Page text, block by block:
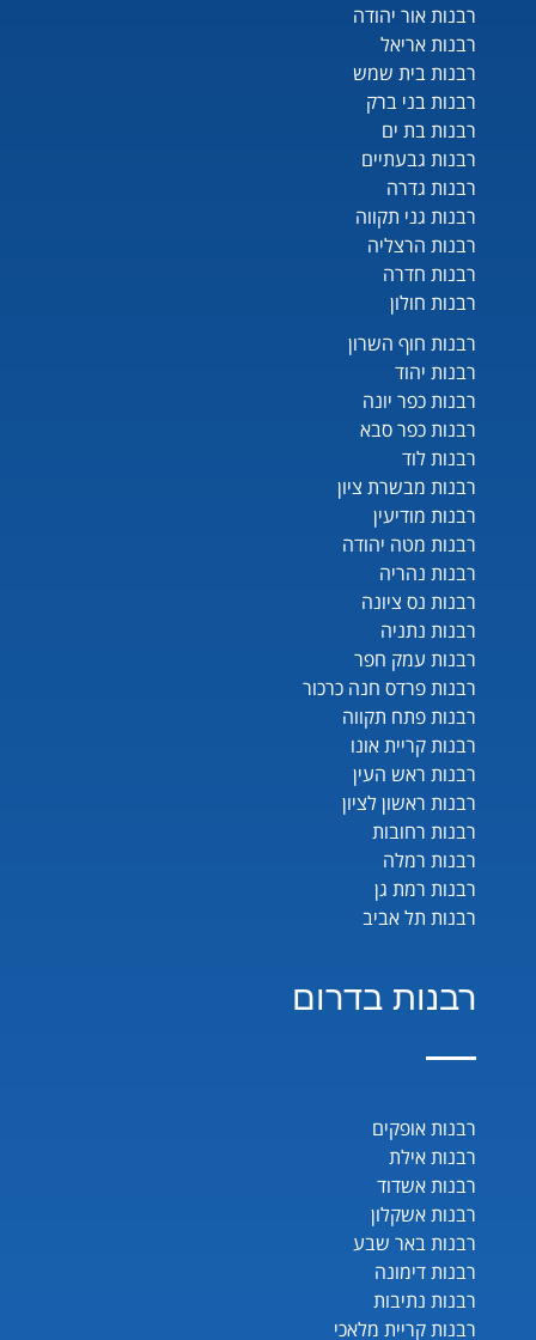
רבנות אור יהודה
רבנות אריאל
רבנות בית שמש
רבנות בני ברק
רבנות בת ים
רבנות גבעתיים
רבנות גדרה
רבנות גני תקווה
רבנות הרצליה
רבנות חדרה
רבנות חולון
רבנות חוף השרון
רבנות יהוד
רבנות כפר יונה
רבנות כפר סבא
רבנות לוד
רבנות מבשרת ציון
רבנות מודיעין
רבנות מטה יהודה
רבנות נהריה
רבנות נס ציונה
רבנות נתניה
רבנות עמק חפר
רבנות פרדס חנה כרכור
רבנות פתח תקווה
רבנות קריית אונו
רבנות ראש העין
רבנות ראשון לציון
רבנות רחובות
רבנות רמלה
רבנות רמת גן
רבנות תל אביב
רבנות בדרום
רבנות אופקים
רבנות אילת
רבנות אשדוד
רבנות אשקלון
רבנות באר שבע
רבנות דימונה
רבנות נתיבות
רבנות קריית מלאכי